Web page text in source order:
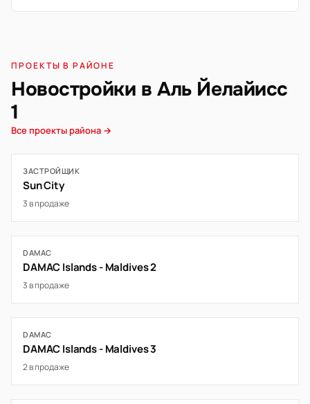
ПРОЕКТЫ В РАЙОНЕ
Новостройки в Аль Йелайисс
1
Все проекты района →
ЗАСТРОЙЩИК
Sun City
3 в продаже
DAMAC
DAMAC Islands - Maldives 2
3 в продаже
DAMAC
DAMAC Islands - Maldives 3
2 в продаже